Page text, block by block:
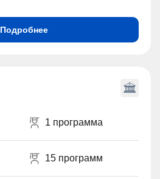
Подробнее
1 программа
15 программ